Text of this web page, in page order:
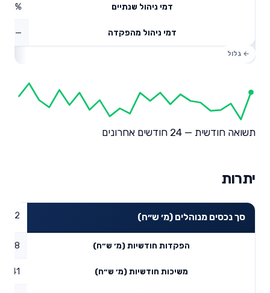
דמי ניהול שנתיים 0.19%
דמי ניהול מהפקדה —
תשואה חודשית — 24 חודשים אחרונים
יתרות
סך נכסים מנוהלים (מ׳ ש״ח)
הפקדות חודשיות (מ׳ ש״ח) 13.18
משיכות חודשיות (מ׳ ש״ח) 2.41